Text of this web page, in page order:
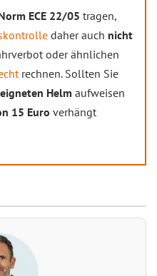
ECE 22/05 tragen,
daher auch nicht
oder ähnlichen
rechnen. Sollten Sie
Helm aufweisen
15 Euro verhängt